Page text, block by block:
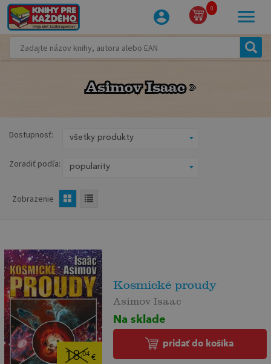
0
Asimov Isaac
Asimov Isaac
Dostupnosť:
Zoradiť podľa:
Zobrazenie
18,04€
Kosmické proudy
Asimov Isaac
Na sklade
pridať do košíka